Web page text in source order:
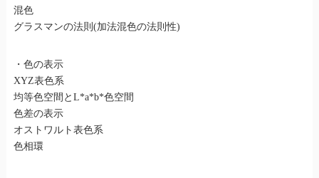
混色
グラスマンの法則(加法混色の法則性)
・色の表示
XYZ表色系
均等色空間とL*a*b*色空間
色差の表示
オストワルト表色系
色相環